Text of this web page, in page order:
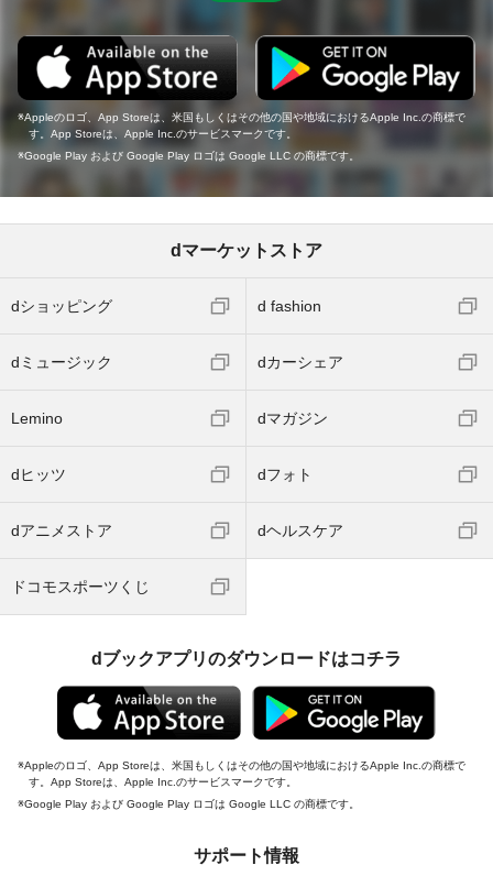
Appleのロゴ、App Storeは、米国もしくはその他の国や地域におけるApple Inc.の商標で
す。App Storeは、Apple Inc.のサービスマークです。
Google Play および Google Play ロゴは Google LLC の商標です。
dマーケットストア
dショッピング d fashion
dミュージック dカーシェア
Lemino dマガジン
dヒッツ dフォト
dアニメストア dヘルスケア
ドコモスポーツくじ
dブックアプリのダウンロードはコチラ
Appleのロゴ、App Storeは、米国もしくはその他の国や地域におけるApple Inc.の商標で
す。App Storeは、Apple Inc.のサービスマークです。
Google Play および Google Play ロゴは Google LLC の商標です。
サポート情報